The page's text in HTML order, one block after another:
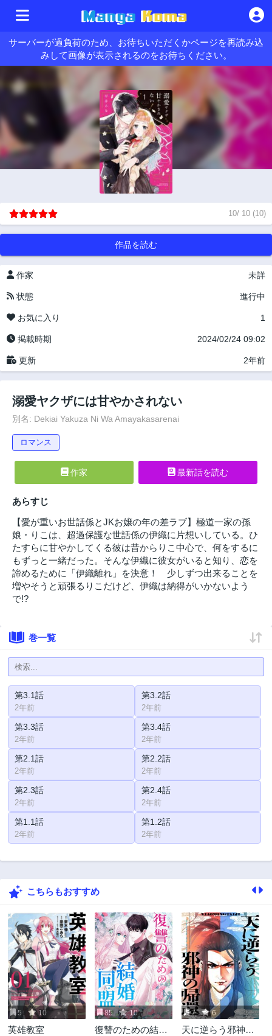
サーバーが過負荷のため、お待ちいただくかページを再読み込
みして画像が表示されるのをお待ちください。
10/ 10 (10)
作品を読む
作家 未詳
状態 進行中
お気に入り 1
掲載時期 2024/02/24 09:02
更新 2年前
溺愛ヤクザには甘やかされない
別名: Dekiai Yakuza Ni Wa Amayakasarenai
ロマンス
作家 最新話を読む
あらすじ
【愛が重いお世話係とJKお嬢の年の差ラブ】極道一家の孫
娘・りこは、超過保護な世話係の伊織に片想いしている。ひ
たすらに甘やかしてくる彼は昔からりこ中心で、何をするに
もずっと一緒だった。そんな伊織に彼女がいると知り、恋を
諦めるために「伊織離れ」を決意！ 少しずつ出来ることを
増やそうと頑張るりこだけど、伊織は納得がいかないよう
で!?
巻一覧
第3.1話
2年前
第3.2話
2年前
第3.3話
2年前
第3.4話
2年前
第2.1話
2年前
第2.2話
2年前
第2.3話
2年前
第2.4話
2年前
第1.1話
2年前
第1.2話
2年前
こちらもおすすめ
5 10
英雄教室
85 10
復讐のための結婚
7 6
天に逆らう邪神の